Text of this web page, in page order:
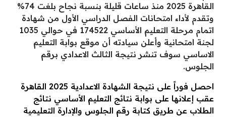
القاهرة 2025 منذ ساعات قليلة بنسبة نجاح بلغت 74%
وتقدم لأداء امتحانات الفصل الدراسي الأول من شهادة
اتمام مرحلة التعليم الأساسي 174522 في حوالي 1035
لجنة امتحانية وأعلن سيادته أن موقع بوابة التعليم
الاساسي سوف تنشر نتيجة الثالث الاعدادي برقم
الجلوس.
احصل فوراً على نتيجة الشهادة الاعدادية 2025 القاهرة
عقب إعلانها على بوابة نتائج التعليم الأساسي نتائج
الطلاب عن طريق كتابة رقم الجلوس والإدارة التعليمية